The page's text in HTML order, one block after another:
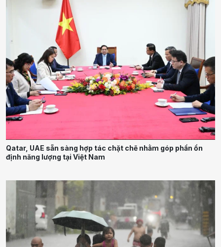
Qatar, UAE sẵn sàng hợp tác chặt chẽ nhằm góp phần ổn
định năng lượng tại Việt Nam